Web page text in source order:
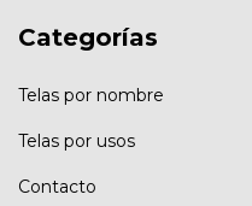
Categorías
Telas por nombre
Telas por usos
Contacto